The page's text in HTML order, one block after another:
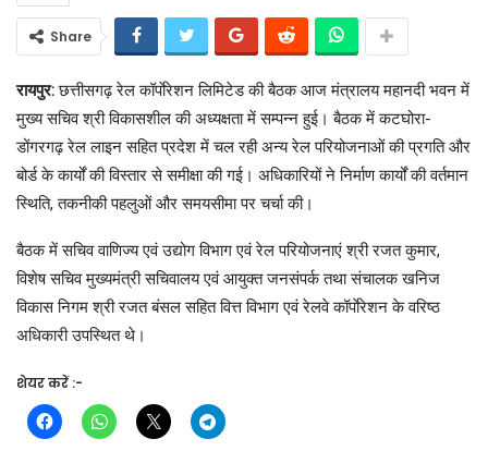
Share
रायपुर:छत्तीसगढ़ रेल कॉर्पाेरेशन लिमिटेड की बैठक आज मंत्रालय महानदी भवन में
मुख्य सचिव श्री विकासशील की अध्यक्षता में सम्पन्न हुई। बैठक में कटघोरा-
डोंगरगढ़ रेल लाइन सहित प्रदेश में चल रही अन्य रेल परियोजनाओं की प्रगति और
बोर्ड के कार्यों की विस्तार से समीक्षा की गई। अधिकारियों ने निर्माण कार्यों की वर्तमान
स्थिति, तकनीकी पहलुओं और समयसीमा पर चर्चा की।
बैठक में सचिव वाणिज्य एवं उद्योग विभाग एवं रेल परियोजनाएं श्री रजत कुमार,
विशेष सचिव मुख्यमंत्री सचिवालय एवं आयुक्त जनसंपर्क तथा संचालक खनिज
विकास निगम श्री रजत बंसल सहित वित्त विभाग एवं रेलवे कॉर्पाेरेशन के वरिष्ठ
अधिकारी उपस्थित थे।
शेयर करें :-